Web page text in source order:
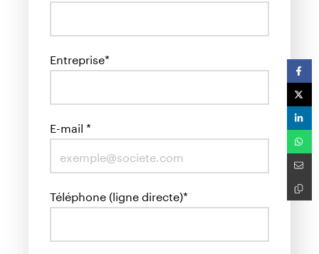
Entreprise*
E-mail *
Téléphone (ligne directe)*